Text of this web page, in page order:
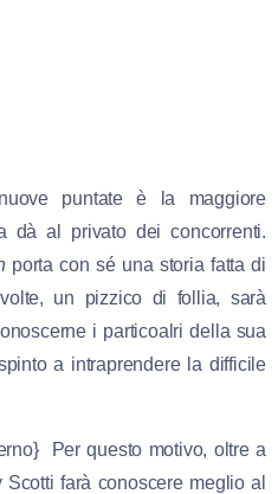
puntate è la maggiore
dà al privato dei concorrenti.
porta con sé una storia fatta di
un pizzico di follia, sarà
i particoalri della sua
a intraprendere la difficile
Per questo motivo, oltre a
farà conoscere meglio al